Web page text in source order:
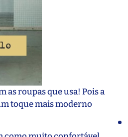
as roupas que usa! Pois a
toque mais moderno